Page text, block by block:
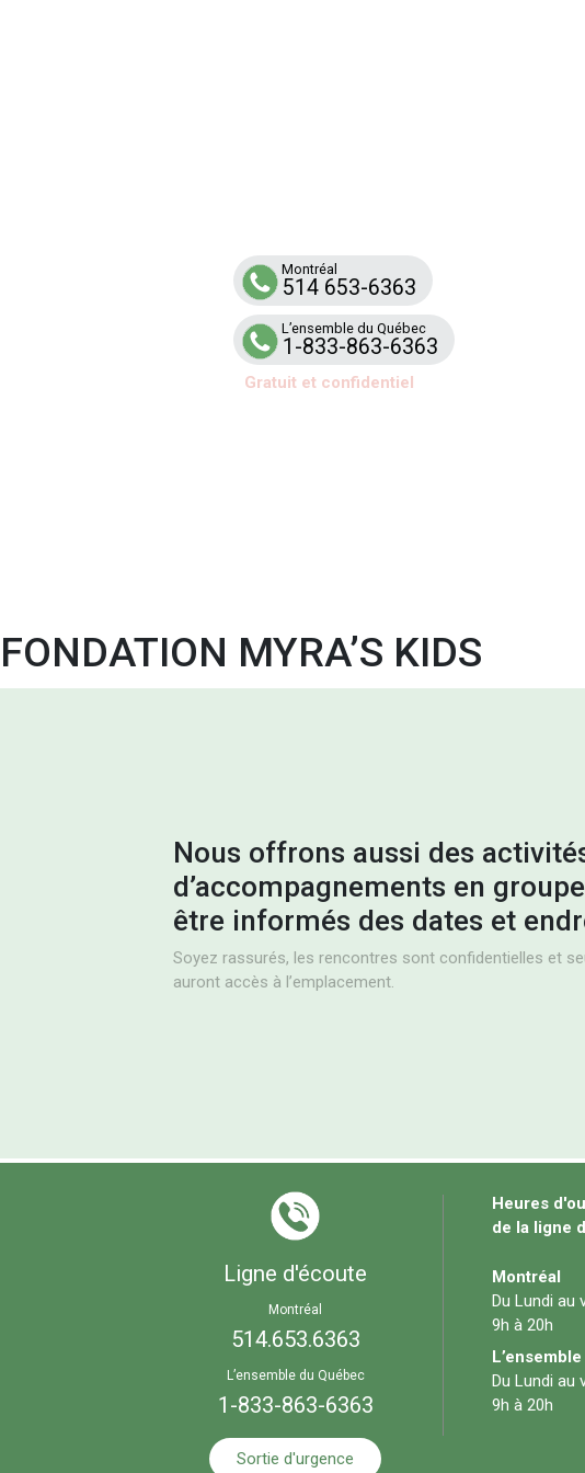
Montréal
514 653-6363
L’ensemble du Québec
1-833-863-6363
Gratuit et confidentiel
FONDATION MYRA’S KIDS
Nous offrons aussi des
d’accompagnements en
être informés des dates et
Soyez rassurés, les rencontres sont confidentielles et
auront accès à l’emplacement.
Ligne d'écoute
Montréal
514.653.6363
L’ensemble du Québec
1-833-863-6363
Sortie d'urgence
Heures
de la ligne
Montréal
Du Lundi au
9h à 20h
Du Lundi au
9h à 20h